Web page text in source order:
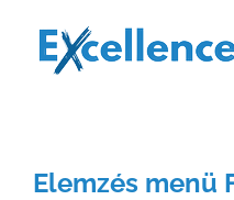
Elemzés menü